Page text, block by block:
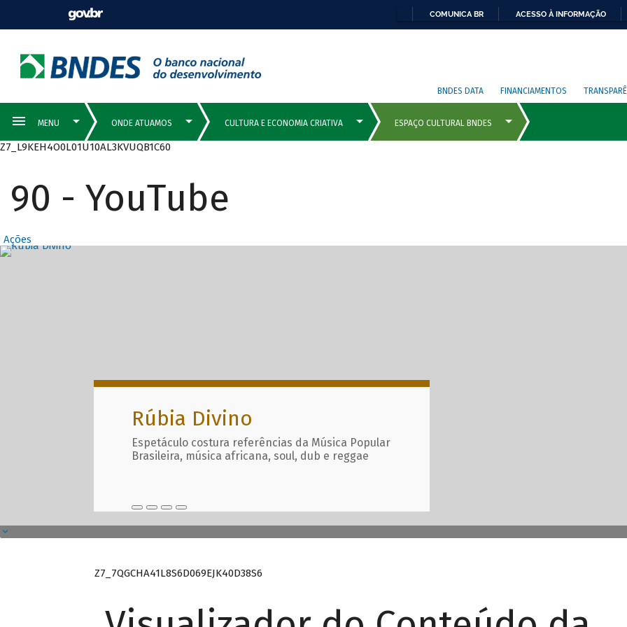
COMUNICA BR ACESSO À INFORMAÇÃO
BNDES DATA FINANCIAMENTOS
Z7_L9KEH4O0L01U10AL3KVUQB1C60
90 - YouTube
Ações
Destaques Principais com
Rúbia Divino
Espetáculo costura referências da Música Popular
Brasileira, música africana, soul, dub e reggae
Z7_7QGCHA41L8S6D069EJK40D38S6